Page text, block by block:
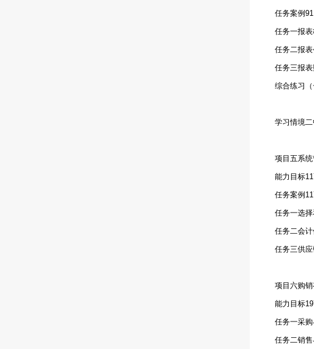
任务案例 91
任务一报
任务二报
任务三报
综合练习（
学习情境
项目五系
能力目标
任务案例
任务一选
任务二会
任务三供
项目六购
能力目标
任务一采
任务二销